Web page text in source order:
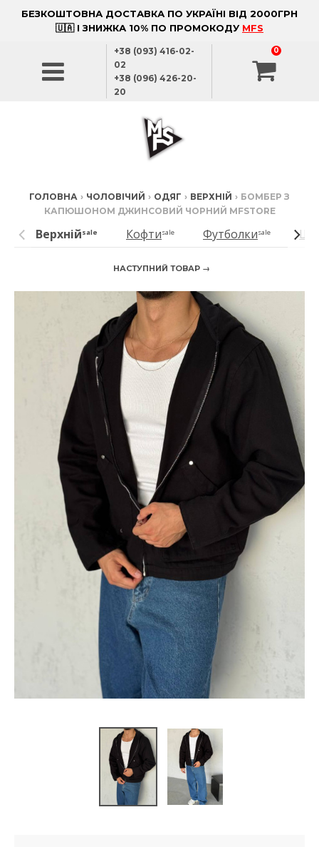
БЕЗКОШТОВНА ДОСТАВКА ПО УКРАЇНІ ВІД 2000ГРН
🇺🇦 І ЗНИЖКА 10% ПО ПРОМОКОДУ MFS
+38 (093) 416-02-
02
+38 (096) 426-20-
20
0
ГОЛОВНА › ЧОЛОВІЧИЙ › ОДЯГ › ВЕРХНІЙ › БОМБЕР З
КАПЮШОНОМ ДЖИНСОВИЙ ЧОРНИЙ MFSTORE
Верхнійsale Кофтиsale Футболкиsale
НАСТУПНИЙ ТОВАР →